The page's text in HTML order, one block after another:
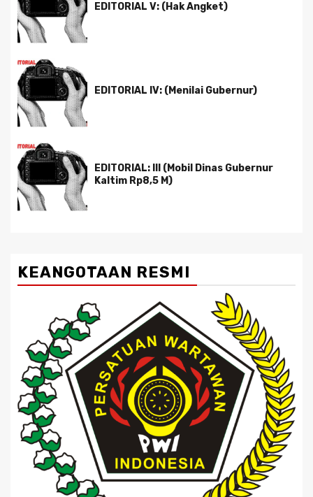
EDITORIAL V: (Hak Angket)
EDITORIAL IV: (Menilai Gubernur)
EDITORIAL: III (Mobil Dinas Gubernur
Kaltim Rp8,5 M)
KEANGOTAAN RESMI